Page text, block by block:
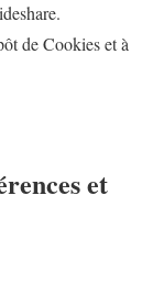
de Cookies et à
et